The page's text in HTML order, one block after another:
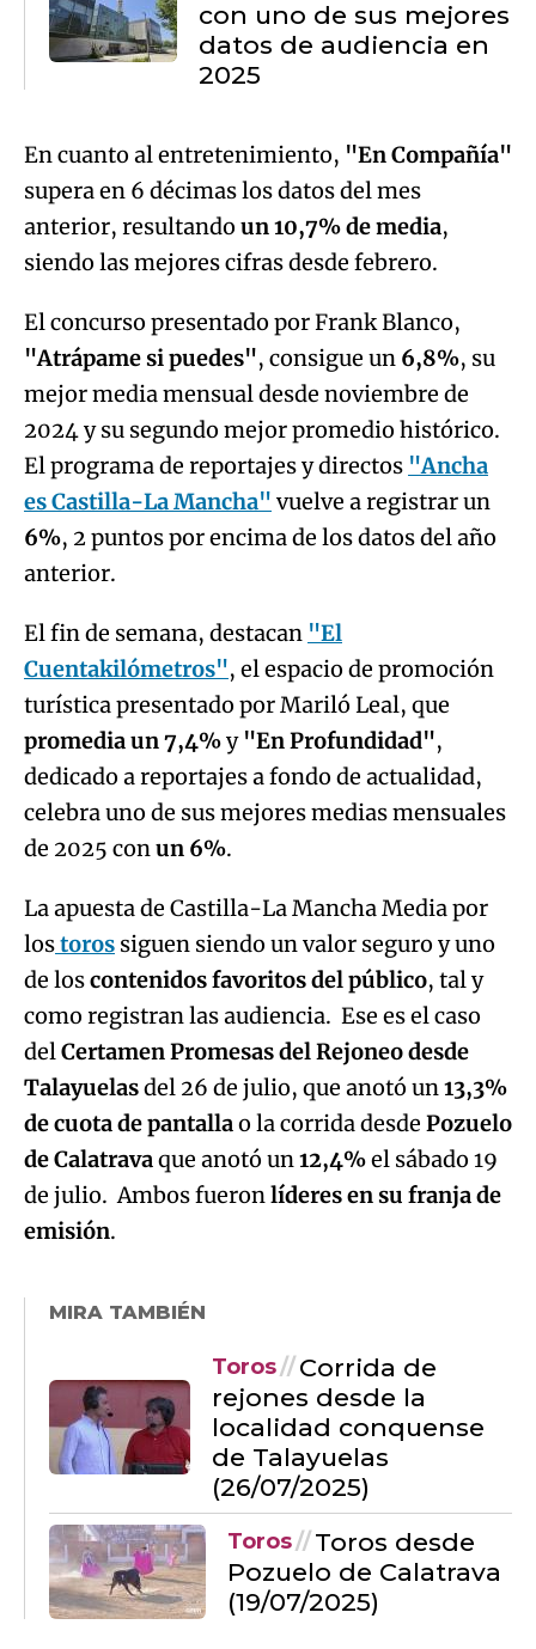
con uno de sus mejores
datos de audiencia en
2025
En cuanto al entretenimiento, "En Compañía"
supera en 6 décimas los datos del mes
anterior, resultando un 10,7% de media,
siendo las mejores cifras desde febrero.
El concurso presentado por Frank Blanco,
"Atrápame si puedes", consigue un 6,8%, su
mejor media mensual desde noviembre de
2024 y su segundo mejor promedio histórico.
El programa de reportajes y directos "Ancha
es Castilla-La Mancha" vuelve a registrar un
6%, 2 puntos por encima de los datos del año
anterior.
El fin de semana, destacan "El
Cuentakilómetros", el espacio de promoción
turística presentado por Mariló Leal, que
promedia un 7,4%y "En Profundidad",
dedicado a reportajes a fondo de actualidad,
celebra uno de sus mejores medias mensuales
de 2025 conun 6%.
La apuesta de Castilla-La Mancha Media por
lostoros siguen siendo un valor seguro y uno
de loscontenidos favoritos del público, tal y
como registran las audiencia. Ese es el caso
delCertamen Promesas del Rejoneo desde
Talayuelasdel 26 de julio, que anotó un13,3%
de cuota de pantallao la corrida desde Pozuelo
de Calatravaque anotó un12,4%el sábado 19
de julio. Ambos fueronlíderes en su franja de
emisión.
MIRA TAMBIÉN
Toros
Corrida de
rejones desde la
localidad conquense
de Talayuelas
(26/07/2025)
Toros
Toros desde
Pozuelo de Calatrava
(19/07/2025)